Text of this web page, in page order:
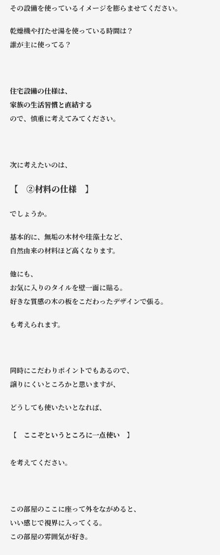
その設備を使っているイメージを膨らませてください。
乾燥機や打たせ湯を使っている時間は？
誰が主に使ってる？
住宅設備の仕様は、
家族の生活習慣と直結する
ので、慎重に考えてみてください。
次に考えたいのは、
【 ②材料の仕様 】
でしょうか。
基本的に、無垢の木材や珪藻土など、
自然由来の材料ほど高くなります。
他にも、
お気に入りのタイルを壁一面に貼る。
好きな質感の木の板をこだわったデザインで張る。
も考えられます。
同時にこだわりポイントでもあるので、
譲りにくいところかと思いますが、
どうしても使いたいとなれば、
【 ここぞというところに一点使い 】
を考えてください。
この部屋のここに座って外をながめると、
いい感じで視界に入ってくる。
この部屋の雰囲気が好き。